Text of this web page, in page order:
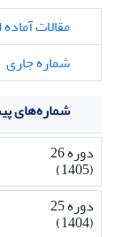
مقالات آماده
شماره جاری
شماره‌های
دوره 26
(1405)
دوره 25
(1404)